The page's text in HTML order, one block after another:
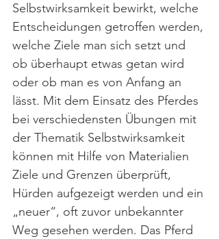
Selbstwirksamkeit bewirkt, welche
Entscheidungen getroffen werden,
welche Ziele man sich setzt und
ob überhaupt etwas getan wird
oder ob man es von Anfang an
lässt. Mit dem Einsatz des Pferdes
bei verschiedensten Übungen mit
der Thematik Selbstwirksamkeit
können mit Hilfe von Materialien
Ziele und Grenzen überprüft,
Hürden aufgezeigt werden und ein
„neuer“, oft zuvor unbekannter
Weg gesehen werden. Das Pferd